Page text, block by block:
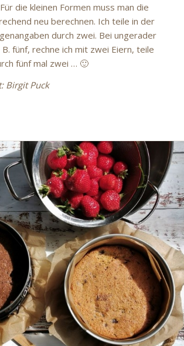
die kleinen Formen muss man die
neu berechnen. Ich teile in der
durch zwei. Bei ungerader
fünf, rechne ich mit zwei Eiern, teile
fünf mal zwei … 🙂
Birgit Puck